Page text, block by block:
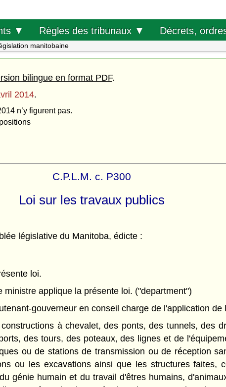
▼ Règles des tribunaux ▼ Décrets,
manitobaine
bilingue en format PDF.
2014.
n’y figurent pas.
C.P.L.M. c. P300
Loi sur les travaux publics
législative du Manitoba, édicte :
loi.
applique la présente loi. ("department")
gouverneur en conseil charge de l'application de
à chevalet, des ponts, des tunnels, des
des tours, des poteaux, des lignes et de
ou de stations de transmission ou de réception
ou les excavations ainsi que les structures faites,
génie humain et du travail d'êtres humains,